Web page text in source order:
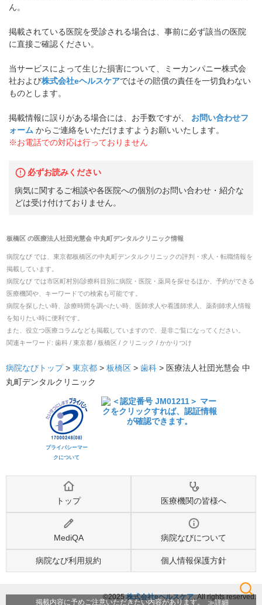
検索
ん。
掲載されている医院を受診される場合は、事前に必ず該当の医院
に直接ご確認ください。
当サービスによって生じた損害について、ミーカンパニー株式会
社および株式会社eヘルスケアではその賠償の責任を一切負わない
ものとします。
掲載情報に誤りがある場合には、お手数ですが、
お問い合わせフ
ォーム からご連絡をいただけますようお願いいたします。
※お電話での対応は行っておりません
必ずお読みください
病気に関するご相談や各医院への個別のお問い合わせ・紹介な
どは受け付けておりません。
板橋区の医療法人社団光慧会 中丸町デンタルクリニック情報
病院なび では、 東京都板橋区の中丸町デンタルクリニックの評判・求人・転職情報を
掲載しています。
病院なび では市区町村別/診療科目別に病院・医院・薬局を探せるほか、予約ができる
医療機関や、キーワードでの検索も可能です。
病院を探したい時、診療時間を調べたい時、医師求人や看護師求人、薬剤師求人情報
を知りたい時に便利です。
また、役立つ医療コラムなども掲載していますので、是非ご覧になってください。
関連キーワード: 歯科 / 東京都 / 板橋区 / クリニック / かかりつけ
掲載内容に予めご注意いただきたい内容があります。 詳細
病院なびトップ > 東京都 > 板橋区 > 歯科 > 医療法人社団光慧会 中
丸町デンタルクリニック
プライバシーマー
クについて
トップ 医療機関の皆様へ
MediQA 病院なびについて
病院なび利用規約 個人情報保護方針
©2025 株式会社eヘルスケア, All rights reserved.